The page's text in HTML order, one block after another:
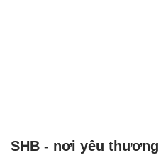
SHB - nơi yêu